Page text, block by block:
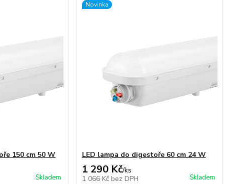
150 cm 50 W
Skladem
Novinka
LED lampa do digestoře 60 cm 24 W
1 290 Kč/ks
1 066 Kč bez DPH Skladem